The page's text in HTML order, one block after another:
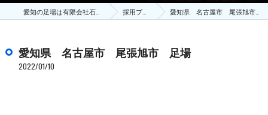
愛知の足場は有限会社石富工業 採用ブログ 愛知県 名古屋市 尾張旭市 足場
愛知県 名古屋市 尾張旭市 足場
2022/01/10